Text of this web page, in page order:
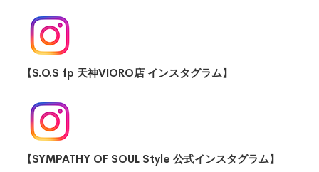
【S.O.S fp 天神VIORO店 インスタグラム】
【SYMPATHY OF SOUL Style 公式インスタグラム】